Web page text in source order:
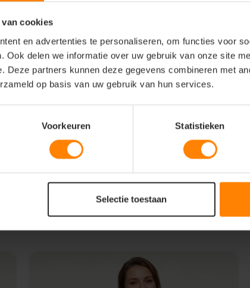
van cookies
en advertenties te personaliseren, om functies voor
Ook delen we informatie over uw gebruik van onze site
Deze partners kunnen deze gegevens combineren met
op basis van uw gebruik van hun services.
Voorkeuren Statistieken
Selectie toestaan